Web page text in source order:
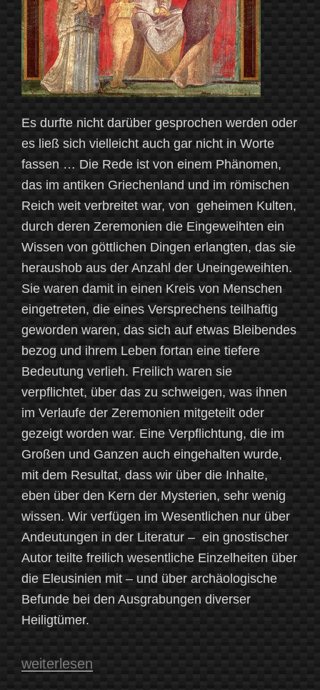
Es durfte nicht darüber gesprochen werden oder
es ließ sich vielleicht auch gar nicht in Worte
fassen … Die Rede ist von einem Phänomen,
das im antiken Griechenland und im römischen
Reich weit verbreitet war, von geheimen Kulten,
durch deren Zeremonien die Eingeweihten ein
Wissen von göttlichen Dingen erlangten, das sie
heraushob aus der Anzahl der Uneingeweihten.
Sie waren damit in einen Kreis von Menschen
eingetreten, die eines Versprechens teilhaftig
geworden waren, das sich auf etwas Bleibendes
bezog und ihrem Leben fortan eine tiefere
Bedeutung verlieh. Freilich waren sie
verpflichtet, über das zu schweigen, was ihnen
im Verlaufe der Zeremonien mitgeteilt oder
gezeigt worden war. Eine Verpflichtung, die im
Großen und Ganzen auch eingehalten wurde,
mit dem Resultat, dass wir über die Inhalte,
eben über den Kern der Mysterien, sehr wenig
wissen. Wir verfügen im Wesentlichen nur über
Andeutungen in der Literatur – ein gnostischer
Autor teilte freilich wesentliche Einzelheiten über
die Eleusinien mit – und über archäologische
Befunde bei den Ausgrabungen diverser
Heiligtümer.
„Geheim
weiterlesen